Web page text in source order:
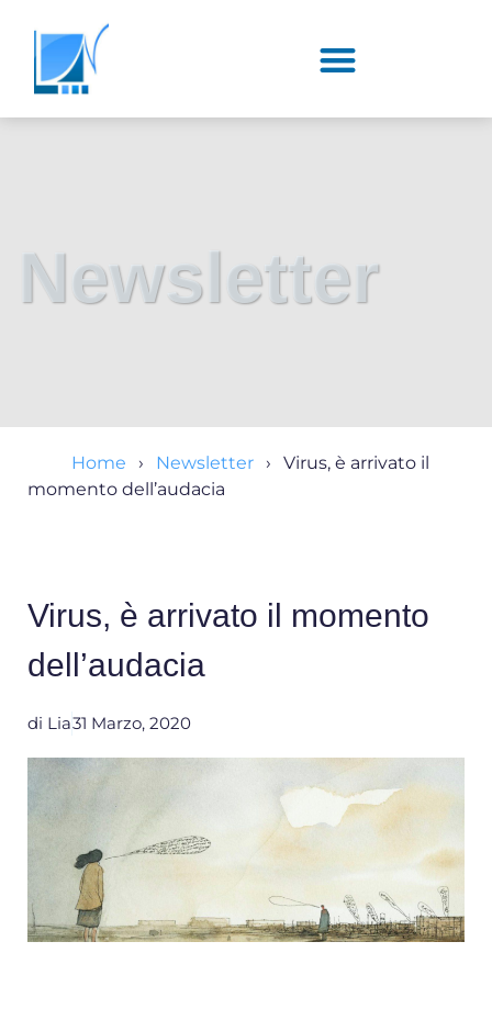
Newsletter
Home Newsletter
Virus, è arrivato il
momento dell’audacia
Virus, è arrivato il momento
dell’audacia
di Lia31 Marzo, 2020